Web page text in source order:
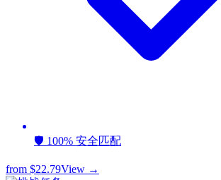
🛡️ 100% 安全匹配
from $22.79View →